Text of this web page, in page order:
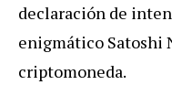
declaración de
enigmático Satoshi
criptomoneda.